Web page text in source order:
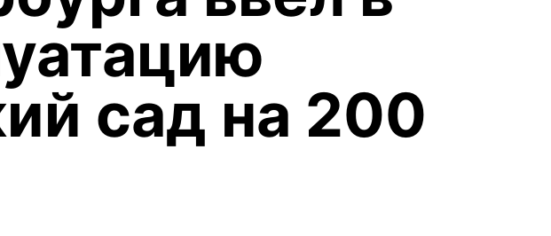
сад на 200